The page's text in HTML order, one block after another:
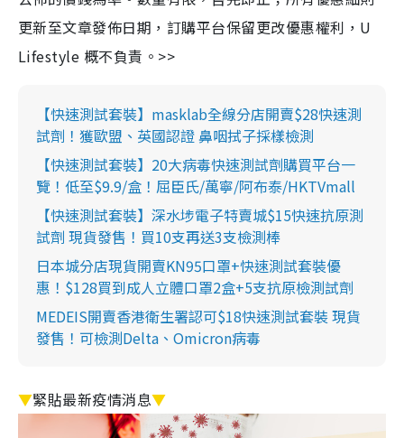
更新至文章發佈日期，訂購平台保留更改優惠權利，U
Lifestyle 概不負責。>>
【快速測試套裝】masklab全線分店開賣$28快速測
試劑！獲歐盟、英國認證 鼻咽拭子採樣檢測
【快速測試套裝】20大病毒快速測試劑購買平台一
覽！低至$9.9/盒！屈臣氏/萬寧/阿布泰/HKTVmall
【快速測試套裝】深水埗電子特賣城$15快速抗原測
試劑 現貨發售！買10支再送3支檢測棒
日本城分店現貨開賣KN95口罩+快速測試套裝優
惠！$128買到成人立體口罩2盒+5支抗原檢測試劑
MEDEIS開賣香港衛生署認可$18快速測試套裝 現貨
發售！可檢測Delta、Omicron病毒
▼緊貼最新疫情消息▼